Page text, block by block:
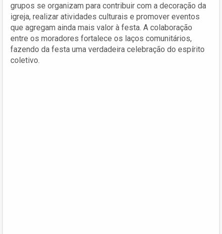
grupos se organizam para contribuir com a decoração da
igreja, realizar atividades culturais e promover eventos
que agregam ainda mais valor à festa. A colaboração
entre os moradores fortalece os laços comunitários,
fazendo da festa uma verdadeira celebração do espírito
coletivo.